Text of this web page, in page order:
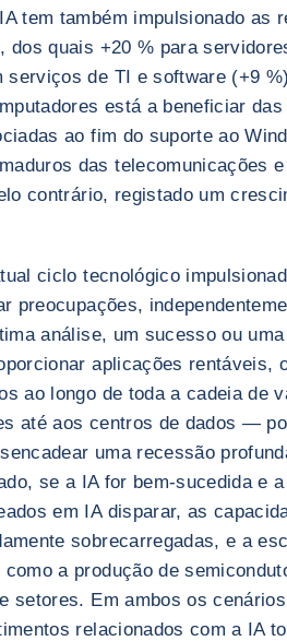
tem também impulsionado as
dos quais +20 % para
serviços de TI e software (+9
está a beneficiar
ao fim do suporte ao
das telecomunicações
contrário, registado um
ciclo tecnológico
preocupações,
análise, um sucesso ou
aplicações rentáveis,
ao longo de toda a cadeia de
até aos centros de dados —
uma recessão
se a IA for bem-sucedida e
em IA disparar, as
sobrecarregadas, e a
a produção de
setores. Em ambos os
relacionados com a IA